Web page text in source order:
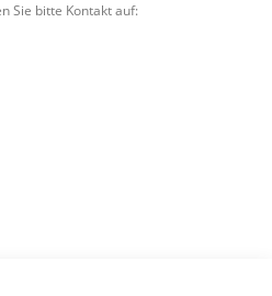
Sie bitte Kontakt auf: